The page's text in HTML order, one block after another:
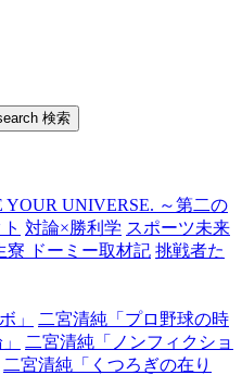
検索
YOUR UNIVERSE. ～第二の
対論×勝利学 スポーツ未来
寮 ドーミー取材記 挑戦者た
」
二宮清純「プロ野球の時
二宮清純「ノンフィクショ
二宮清純「くつろぎの在り